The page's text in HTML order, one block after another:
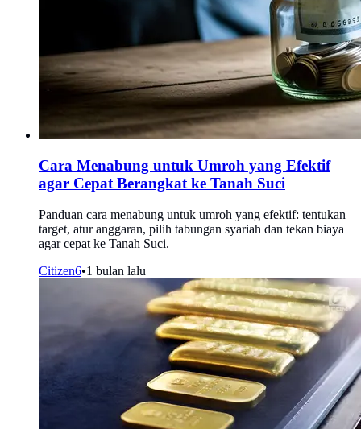
Cara Menabung untuk Umroh yang Efektif
agar Cepat Berangkat ke Tanah Suci
Panduan cara menabung untuk umroh yang efektif: tentukan
target, atur anggaran, pilih tabungan syariah dan tekan biaya
agar cepat ke Tanah Suci.
Citizen6•1 bulan lalu